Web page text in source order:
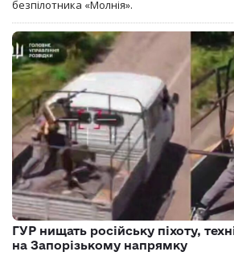
безпілотника «Молнія».
ГУР нищать російську піхоту,
на Запорізькому напрямку